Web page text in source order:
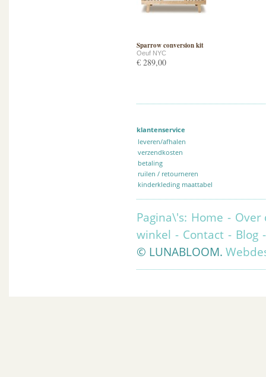
Sparrow conversion kit
Oeuf NYC
€ 289,00
klantenservice
leveren/afhalen
verzendkosten
betaling
ruilen / retourneren
kinderkleding maattabel
Pagina\'s: Home - Over
winkel - Contact - Blog
© LUNABLOOM.